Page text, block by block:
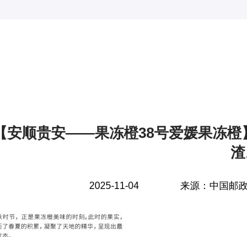
【安顺贵安——果冻橙38号爱媛果冻
渣
2025-11-04 来源： 中国邮